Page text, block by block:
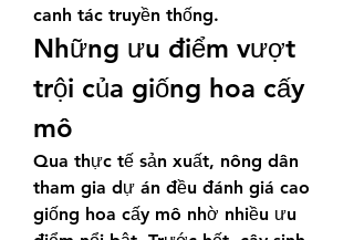
canh tác truyền thống.
Những ưu điểm vượt
trội của giống hoa cấy
mô
Qua thực tế sản xuất, nông dân
tham gia dự án đều đánh giá cao
giống hoa cấy mô nhờ nhiều ưu